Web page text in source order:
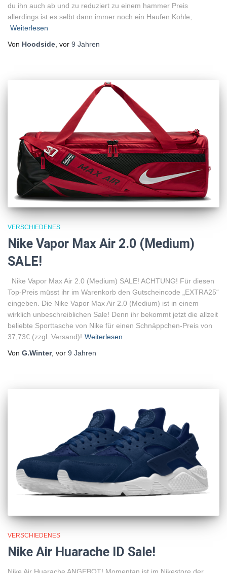
du ihn auch ab und zu reduziert zu einem hammer Preis
allerdings ist es selbt dann immer noch ein Haufen Kohle,
Weiterlesen
Von Hoodside , vor 9 Jahren
VERSCHIEDENES
Nike Vapor Max Air 2.0 (Medium)
SALE!
Nike Vapor Max Air 2.0 (Medium) SALE! ACHTUNG! Für diesen
Top-Preis müsst ihr im Warenkorb den Gutscheincode „EXTRA25“
eingeben. Die Nike Vapor Max Air 2.0 (Medium) ist in einem
wirklich unbeschreiblichen Sale! Denn ihr bekommt jetzt die allzeit
beliebte Sporttasche von Nike für einen Schnäppchen-Preis von
37,73€ (zzgl. Versand)! Weiterlesen
Von G.Winter, vor 9 Jahren
VERSCHIEDENES
Nike Air Huarache ID Sale!